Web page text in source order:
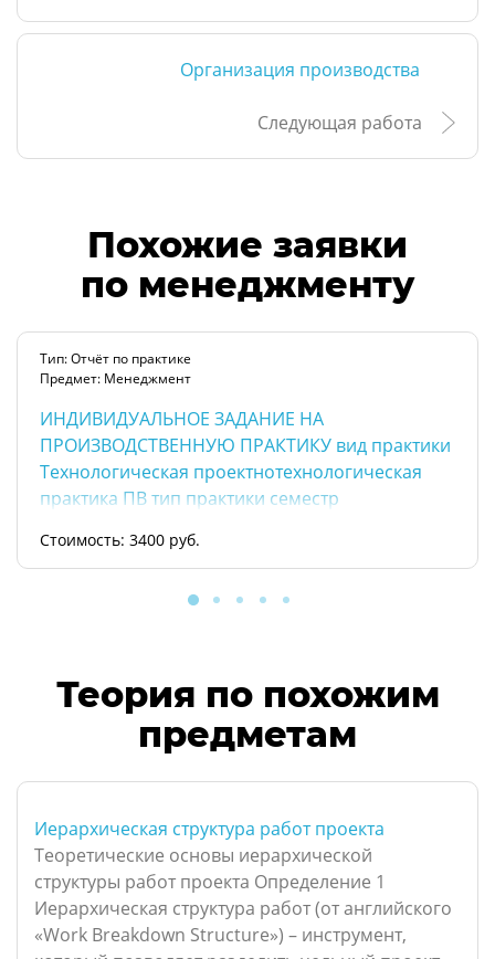
Организация производства
Следующая работа
Похожие заявки
по менеджменту
Тип: Отчёт по практике
Предмет: Менеджмент
ИНДИВИДУАЛЬНОЕ ЗАДАНИЕ НА
ПРОИЗВОДСТВЕННУЮ ПРАКТИКУ вид практики
Технологическая проектнотехнологическая
практика ПВ тип практики семестр
Стоимость: 3400 руб.
Теория по похожим
предметам
Иерархическая структура работ проекта
Теоретические основы иерархической
структуры работ проекта Определение 1
Иерархическая структура работ (от английского
«Work Breakdown Structure») – инструмент,